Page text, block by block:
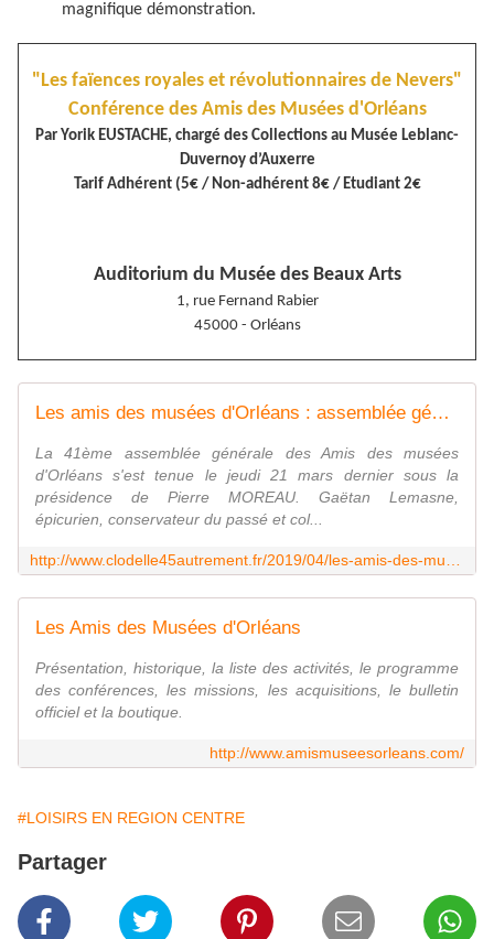
magnifique démonstration.
"Les faïences royales et révolutionnaires de Nevers"
Conférence des Amis des Musées d'Orléans
Par Yorik EUSTACHE, chargé des Collections au Musée Leblanc-
Duvernoy d’Auxerre
Tarif Adhérent (5€ / Non-adhérent 8€ / Etudiant 2€
Auditorium du Musée des Beaux Arts
1, rue Fernand Rabier
45000 - Orléans
Les amis des musées d'Orléans : assemblée générale du 21 mars 2019 et repères historiques - VIVRE AUTREMENT VOS LOISIRS avec Clodelle
La 41ème assemblée générale des Amis des musées
d'Orléans s'est tenue le jeudi 21 mars dernier sous la
présidence de Pierre MOREAU. Gaëtan Lemasne,
épicurien, conservateur du passé et col...
Les Amis des Musées d'Orléans
Présentation, historique, la liste des activités, le programme
des conférences, les missions, les acquisitions, le bulletin
officiel et la boutique.
http://www.amismuseesorleans.com/
#LOISIRS EN REGION CENTRE
Partager